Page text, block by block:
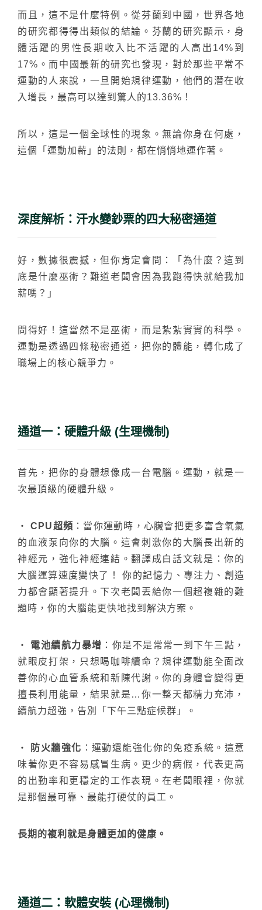
而且，這不是什麼特例。從芬蘭到中國，世界各地
的研究都得得出類似的結論。芬蘭的研究顯示，身
體活躍的男性長期收入比不活躍的人高出14%到
17%。而中國最新的研究也發現，對於那些平常不
運動的人來說，一旦開始規律運動，他們的潛在收
入增長，最高可以達到驚人的13.36%！
所以，這是一個全球性的現象。無論你身在何處，
這個「運動加薪」的法則，都在悄悄地運作著。
深度解析：汗水變鈔票的四大秘密通道
好，數據很震撼，但你肯定會問：「為什麼？這到
底是什麼巫術？難道老闆會因為我跑得快就給我加
薪嗎？」
問得好！這當然不是巫術，而是紮紮實實的科學。
運動是透過四條秘密通道，把你的體能，轉化成了
職場上的核心競爭力。
通道一：硬體升級 (生理機制)
首先，把你的身體想像成一台電腦。運動，就是一
次最頂級的硬體升級。
‧CPU超頻 ：當你運動時，心臟會把更多富含氧氣
的血液泵向你的大腦。這會刺激你的大腦長出新的
神經元，強化神經連結。翻譯成白話文就是：你的
大腦運算速度變快了！ 你的記憶力、專注力、創造
力都會顯著提升。下次老闆丟給你一個超複雜的難
題時，你的大腦能更快地找到解決方案。
‧ 電池續航力暴增 ：你是不是常常一到下午三點，
就眼皮打架，只想喝咖啡續命？規律運動能全面改
善你的心血管系統和新陳代謝。你的身體會變得更
擅長利用能量，結果就是…你一整天都精力充沛，
續航力超強，告別「下午三點症候群」。
‧ 防火牆強化 ：運動還能強化你的免疫系統。這意
味著你更不容易感冒生病。更少的病假，代表更高
的出勤率和更穩定的工作表現。在老闆眼裡，你就
是那個最可靠、最能打硬仗的員工。
長期的複利就是身體更加的健康。
通道二：軟體安裝 (心理機制)